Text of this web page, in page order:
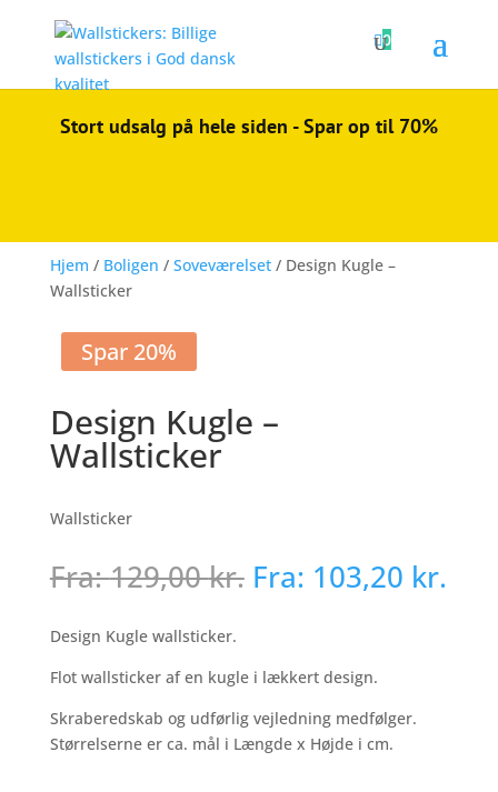
0
Stort udsalg på hele siden - Spar op til 70%
Hjem / Boligen / Soveværelset/ Design Kugle –
Wallsticker
Spar 20%
Design Kugle –
Wallsticker
Wallsticker
Fra:129,00kr. Fra: 103,20 kr.
Design Kugle wallsticker.
Flot wallsticker af en kugle i lækkert design.
Skraberedskab og udførlig vejledning medfølger.
Størrelserne er ca. mål i Længde x Højde i cm.